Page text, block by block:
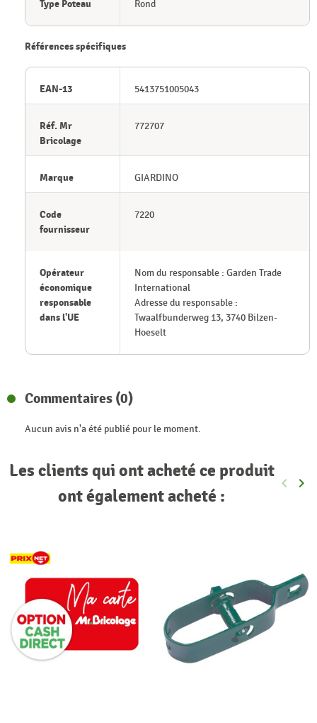
Type Poteau Rond
Références spécifiques
EAN-13 5413751005043
Réf. Mr
Bricolage
772707
Marque GIARDINO
Code
fournisseur
7220
Opérateur
économique
responsable
dans l'UE
Nom du responsable : Garden Trade
International
Adresse du responsable :
Twaalfbunderweg 13, 3740 Bilzen-
Hoeselt
Commentaires (0)
Aucun avis n'a été publié pour le moment.
Les clients qui ont acheté ce produit
ont également acheté :
keyboard_arrow_left keyboard_arrow_right